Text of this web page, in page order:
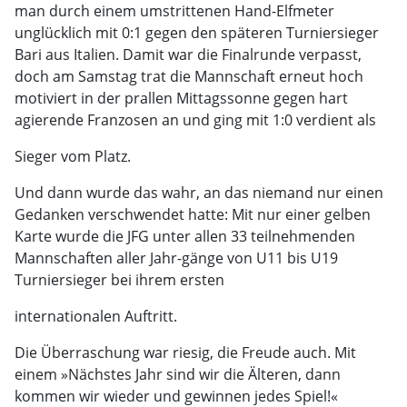
man durch einem umstrittenen Hand-Elfmeter
unglücklich mit 0:1 gegen den späteren Turniersieger
Bari aus Italien. Damit war die Finalrunde verpasst,
doch am Samstag trat die Mannschaft erneut hoch
motiviert in der prallen Mittagssonne gegen hart
agierende Franzosen an und ging mit 1:0 verdient als
Sieger vom Platz.
Und dann wurde das wahr, an das niemand nur einen
Gedanken verschwendet hatte: Mit nur einer gelben
Karte wurde die JFG unter allen 33 teilnehmenden
Mannschaften aller Jahr-gänge von U11 bis U19
Turniersieger bei ihrem ersten
internationalen Auftritt.
Die Überraschung war riesig, die Freude auch. Mit
einem »Nächstes Jahr sind wir die Älteren, dann
kommen wir wieder und gewinnen jedes Spiel!«